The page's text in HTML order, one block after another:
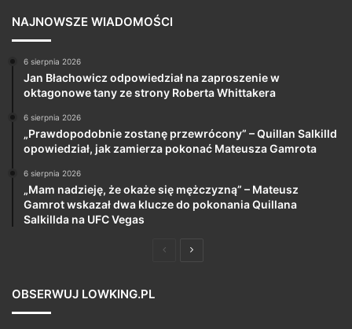
NAJNOWSZE WIADOMOŚCI
6 sierpnia 2026
Jan Błachowicz odpowiedział na zaproszenie w
oktagonowe tany ze strony Roberta Whittakera
6 sierpnia 2026
„Prawdopodobnie zostanę przewrócony” – Quillan Salkilld
opowiedział, jak zamierza pokonać Mateusza Gamrota
6 sierpnia 2026
„Mam nadzieję, że okaże się mężczyzną” – Mateusz
Gamrot wskazał dwa klucze do pokonania Quillana
Salkillda na UFC Vegas
PoprzedniaNastępna
OBSERWUJ LOWKING.PL